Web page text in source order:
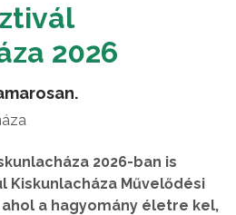
2026
2026-ban is
Kiskunlacháza Művelődési
a hagyomány életre kel,